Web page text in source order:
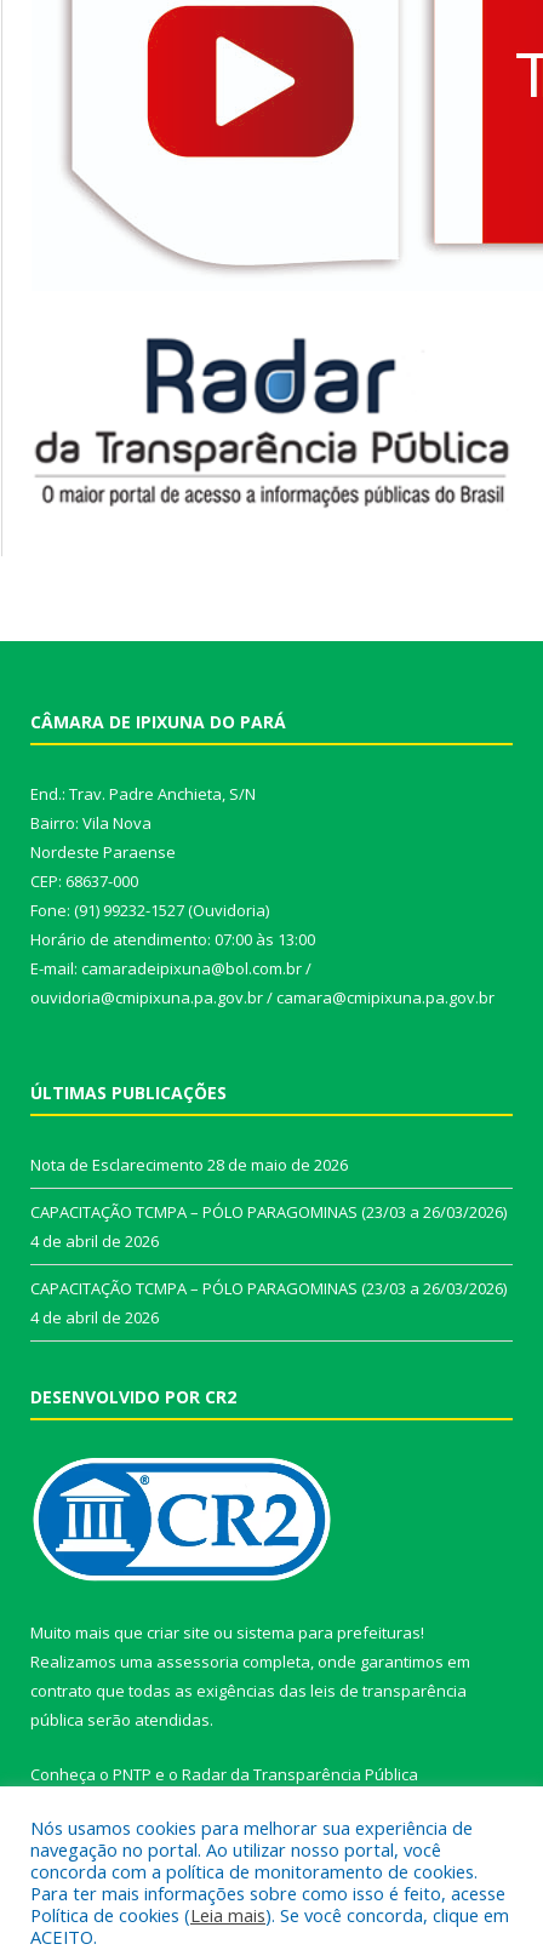
CÂMARA DE IPIXUNA DO PARÁ
End.: Trav. Padre Anchieta, S/N
Bairro: Vila Nova
Nordeste Paraense
CEP: 68637-000
Fone: (91) 99232-1527 (Ouvidoria)
Horário de atendimento: 07:00 às 13:00
E-mail: camaradeipixuna@bol.com.br /
ouvidoria@cmipixuna.pa.gov.br / camara@cmipixuna.pa.gov.br
ÚLTIMAS PUBLICAÇÕES
Nota de Esclarecimento 28 de maio de 2026
CAPACITAÇÃO TCMPA – PÓLO PARAGOMINAS (23/03 a 26/03/2026)
4 de abril de 2026
CAPACITAÇÃO TCMPA – PÓLO PARAGOMINAS (23/03 a 26/03/2026)
4 de abril de 2026
DESENVOLVIDO POR CR2
Muito mais que criar site ou sistema para prefeituras!
Realizamos uma assessoria completa, onde garantimos em
contrato que todas as exigências das leis de transparência
pública serão atendidas.
Conheça o PNTP e o Radar da Transparência Pública
Todos os direitos reservados a Câmara Municipal de Ipixuna do
Pará.
Nós usamos cookies para melhorar sua experiência de
navegação no portal. Ao utilizar nosso portal, você
concorda com a política de monitoramento de cookies.
Para ter mais informações sobre como isso é feito, acesse
Política de cookies (Leia mais). Se você concorda, clique em
ACEITO.